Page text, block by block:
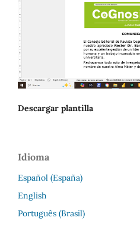
Descargar plantilla
Idioma
Español (España)
English
Português (Brasil)